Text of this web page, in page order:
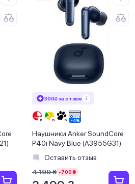
300₴ за отзыв
Наушники Anker SoundCore
P40i Navy Blue (A3955G31)
Оставить отзыв
4 199 ₴ -700 ₴